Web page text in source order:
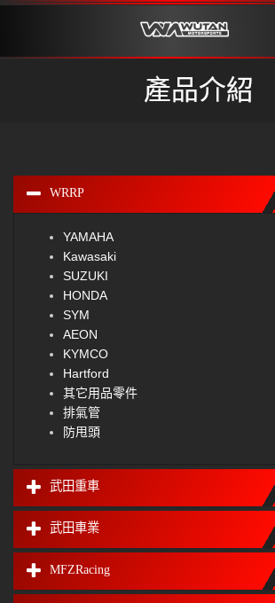
產品介紹
WRRP
YAMAHA
Kawasaki
SUZUKI
HONDA
SYM
AEON
KYMCO
Hartford
其它用品零件
排氣管
防甩頭
武田重車
武田車業
MFZRacing